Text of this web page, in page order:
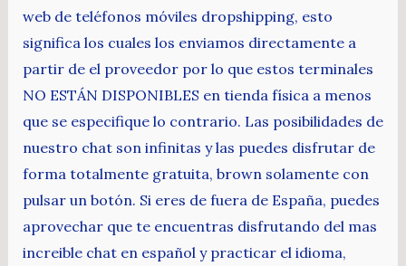
web de teléfonos móviles dropshipping, esto
significa los cuales los enviamos directamente a
partir de el proveedor por lo que estos terminales
NO ESTÁN DISPONIBLES en tienda física a menos
que se especifique lo contrario. Las posibilidades de
nuestro chat son infinitas y las puedes disfrutar de
forma totalmente gratuita, brown solamente con
pulsar un botón. Si eres de fuera de España, puedes
aprovechar que te encuentras disfrutando del mas
increible chat en español y practicar el idioma,